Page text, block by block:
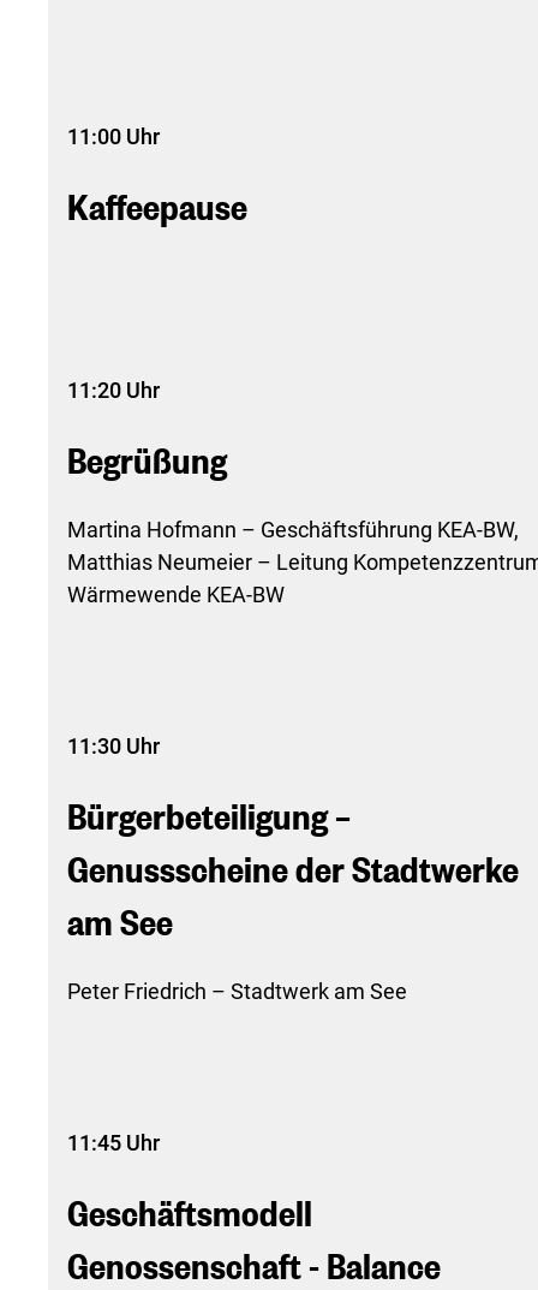
11:00 Uhr
Kaffeepause
11:20 Uhr
Begrüßung
Martina Hofmann – Geschäftsführung KEA-BW,
Matthias Neumeier – Leitung
Wärmewende KEA-BW
11:30 Uhr
Bürgerbeteiligung –
Genussscheine der Stadtwerke
am See
Peter Friedrich – Stadtwerk am See
11:45 Uhr
Geschäftsmodell
Genossenschaft - Balance